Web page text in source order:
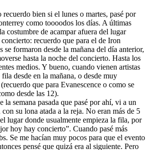
recuerdo bien si el lunes o martes, pasé por
como toooodos los días. A últimas
costumbre de acampar afuera del lugar
recuerdo que para el de Iron
se formaron desde la mañana del día anterior,
hasta la noche del concierto. Hasta los
medios. Y bueno, cuando vienen artistas
desde en la mañana, o desde muy
que para Evanescence o como se
desde las 12).
la semana pasada que pasé por ahí, vi a un
su lona atada a la reja. No eran más de 5
lugar donde usualmente empieza la fila, por
hoy hay concierto”. Cuando pasé más
Se me hacían muy pocos para que el evento
pensé que quizá era al siguiente. Pero